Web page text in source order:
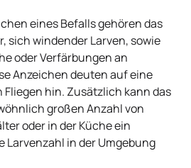
eines Befalls gehören das
sich windender Larven, sowie
oder Verfärbungen an
Anzeichen deuten auf eine
Fliegen hin. Zusätzlich kann das
großen Anzahl von
oder in der Küche ein
Larvenzahl in der Umgebung